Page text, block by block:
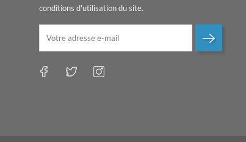
conditions d'utilisation du site.